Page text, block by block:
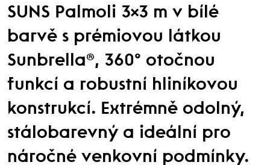
SUNS Palmoli 3×3 m v bílé
barvě s prémiovou látkou
Sunbrella®, 360° otočnou
funkcí a robustní hliníkovou
konstrukcí. Extrémně odolný,
stálobarevný a ideální pro
náročné venkovní podmínky.